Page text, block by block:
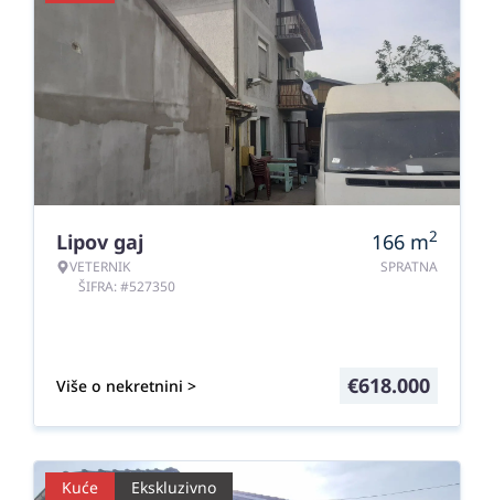
Lipov gaj
VETERNIK
ŠIFRA: #527350
166 m2
SPRATNA
Više o nekretnini > €618.000
Kuće Ekskluzivno